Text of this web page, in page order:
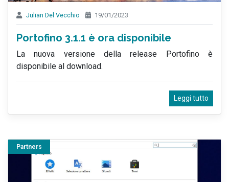
Julian Del Vecchio 19/01/2023
Portofino 3.1.1 è ora disponibile
La nuova versione della release Portofino è
disponibile al download.
Leggi tutto
Partners